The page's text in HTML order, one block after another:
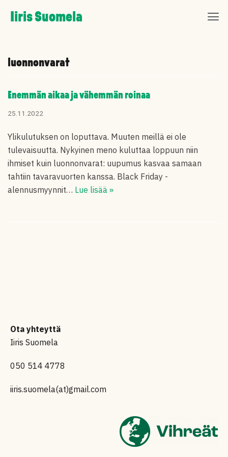
Skip
to
Iiris Suomela
luonnonvarat
Enemmän aikaa ja vähemmän roinaa
25.11.2022
Ylikulutuksen on loputtava. Muuten meillä ei ole
tulevaisuutta. Nykyinen meno kuluttaa loppuun niin
ihmiset kuin luonnonvarat: uupumus kasvaa samaan
tahtiin tavaravuorten kanssa. Black Friday -
alennusmyynnit… Lue lisää »
Ota yhteyttä
Iiris Suomela
050 514 4778
iiris.suomela(at)gmail.com